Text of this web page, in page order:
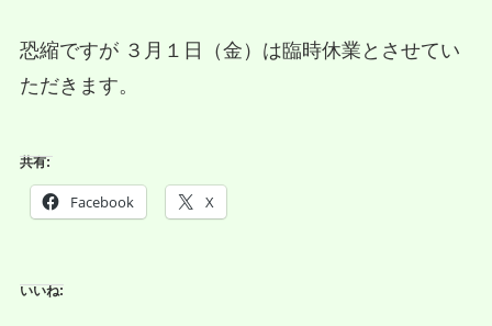
恐縮ですが ３月１日（金）は臨時休業とさせてい
ただきます。
共有:
Facebook X
いいね: